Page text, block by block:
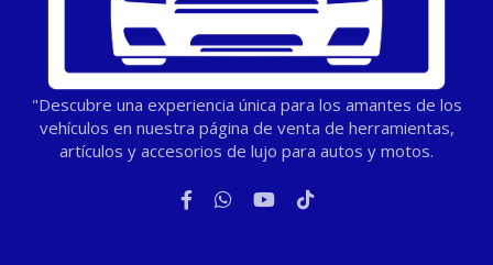
"Descubre una experiencia única para los amantes de los
vehículos en nuestra página de venta de herramientas,
artículos y accesorios de lujo para autos y motos.